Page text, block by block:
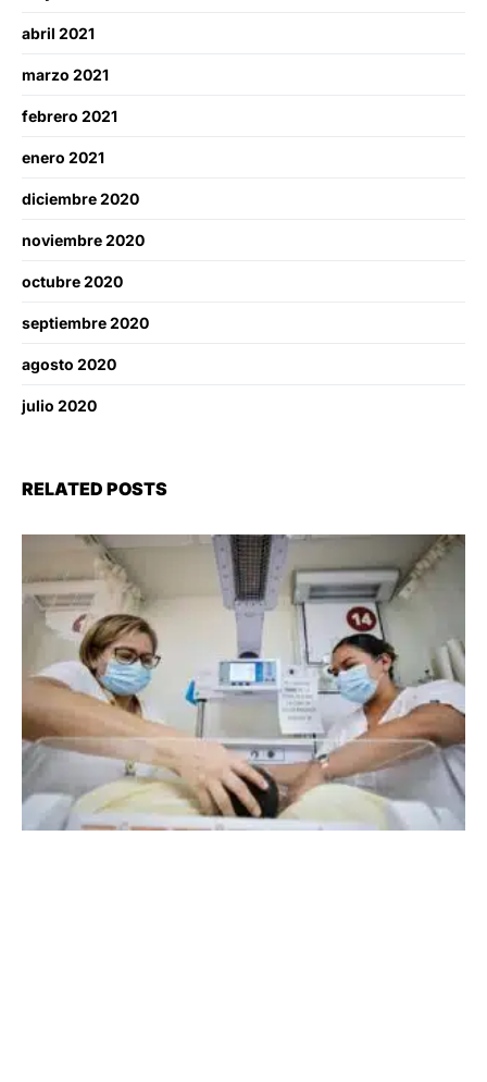
abril 2021
marzo 2021
febrero 2021
enero 2021
diciembre 2020
noviembre 2020
octubre 2020
septiembre 2020
agosto 2020
julio 2020
RELATED POSTS